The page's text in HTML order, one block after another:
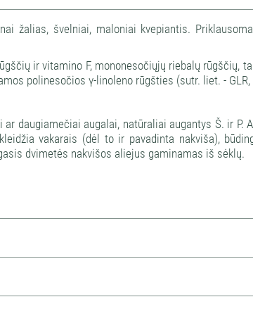
žalias, švelniai, maloniai kvepiantis.
ir vitamino F, mononesočiųjų riebalų rūgščių,
polinesočios γ-linoleno rūgšties (sutr. liet. - GLR,
daugiamečiai augalai, natūraliai augantys Š. ir P.
vakarais (dėl to ir pavadinta nakviša),
dvimetės nakvišos aliejus gaminamas iš sėklų.